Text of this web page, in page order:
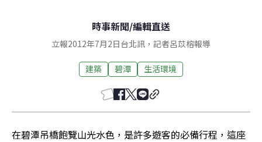
時事新聞/編輯直送
立報2012年7月2日台北訊，記者呂苡榕報導
建築 碧潭 生活環境
在碧潭吊橋飽覽山光水色，是許多遊客的必備行程，這座